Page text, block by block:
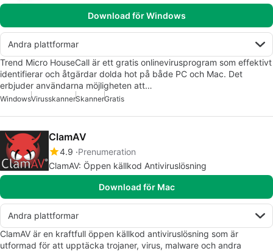
Download för Windows
Andra plattformar
Trend Micro HouseCall är ett gratis onlinevirusprogram som effektivt
identifierar och åtgärdar dolda hot på både PC och Mac. Det
erbjuder användarna möjligheten att…
WindowsVirusskannerSkannerGratis
ClamAV
4.9 Prenumeration
ClamAV: Öppen källkod Antiviruslösning
Download för Mac
Andra plattformar
ClamAV är en kraftfull öppen källkod antiviruslösning som är
utformad för att upptäcka trojaner, virus, malware och andra